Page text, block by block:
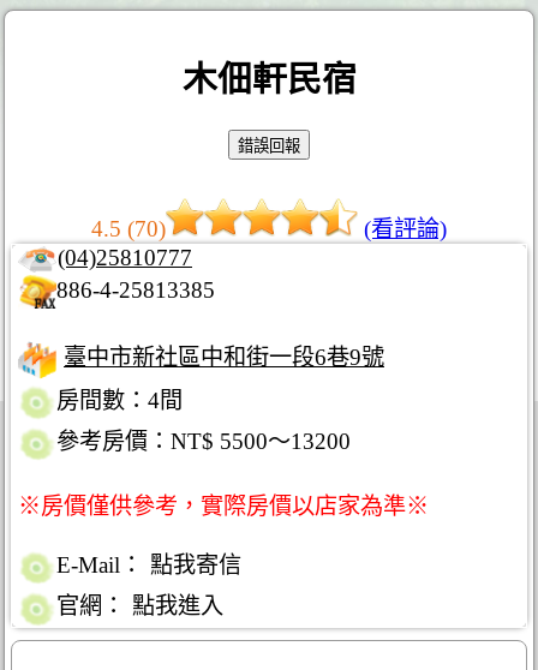
木佃軒民宿
4.5 (70)
(看評論)
(04)25810777
886-4-25813385
臺中市新社區中和街一段6巷9號
房間數：4間
參考房價：NT$ 5500～13200
※房價僅供參考，實際房價以店家為準※
E-Mail：
點我寄信
官網：
點我進入